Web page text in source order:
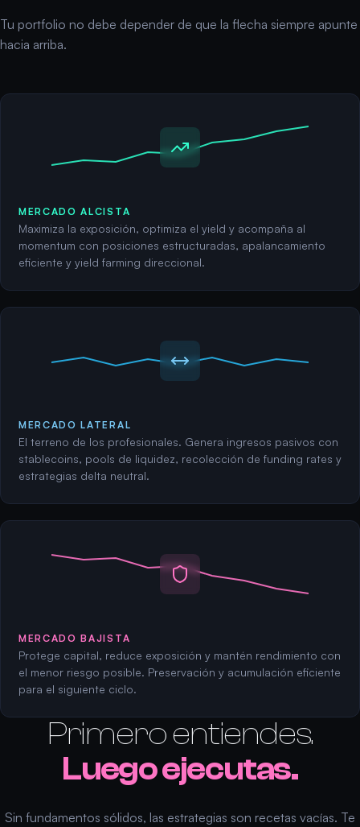
Tu portfolio no debe depender de que la flecha siempre apunte
hacia arriba.
MERCADO ALCISTA
Maximiza la exposición, optimiza el yield y acompaña al
momentum con posiciones estructuradas, apalancamiento
eficiente y yield farming direccional.
MERCADO LATERAL
El terreno de los profesionales. Genera ingresos pasivos con
stablecoins, pools de liquidez, recolección de funding rates y
estrategias delta neutral.
MERCADO BAJISTA
Protege capital, reduce exposición y mantén rendimiento con
el menor riesgo posible. Preservación y acumulación eficiente
para el siguiente ciclo.
Primero entiendes.
Luego ejecutas.
Sin fundamentos sólidos, las estrategias son recetas vacías. Te